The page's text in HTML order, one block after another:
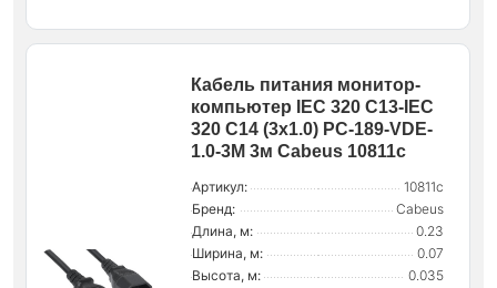
Кабель питания монитор-
компьютер IEC 320 C13-IEC
320 C14 (3х1.0) PC-189-VDE-
1.0-3M 3м Cabeus 10811c
Артикул:
10811c
Бренд:
Cabeus
Длина, м:
0.23
Ширина, м:
0.07
Высота, м:
0.035